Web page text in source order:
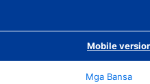
Mobile
Mga Bansa